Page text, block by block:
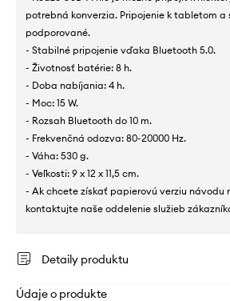
potrebná konverzia. Pripojenie k tabletom a
podporované.
- Stabilné pripojenie vďaka Bluetooth 5.0.
- Životnosť batérie: 8 h.
- Doba nabíjania: 4 h.
- Moc: 15 W.
- Rozsah Bluetooth do 10 m.
- Frekvenčná odozva: 80-20000 Hz.
- Váha: 530 g.
- Veľkosti: 9 x 12 x 11,5 cm.
- Ak chcete získať papierovú verziu návodu
kontaktujte naše oddelenie služieb
Detaily produktu
Údaje o produkte